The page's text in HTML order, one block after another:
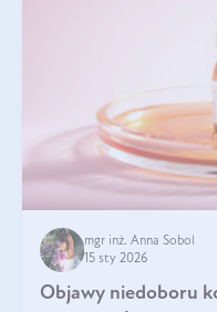
mgr inż. Anna Sobol
15 sty 2026
Objawy niedoboru